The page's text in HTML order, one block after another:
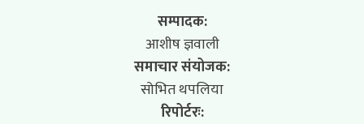
सम्पादक:
आशीष ज्ञवाली
समाचार संयोजक:
सोभित थपलिया
रिपोर्टरः: